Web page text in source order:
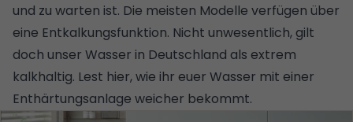
und zu warten ist. Die meisten Modelle verfügen über
eine Entkalkungsfunktion. Nicht unwesentlich, gilt
doch unser Wasser in Deutschland als extrem
kalkhaltig. Lest hier, wie ihr euer Wasser mit einer
Enthärtungsanlage weicher bekommt.